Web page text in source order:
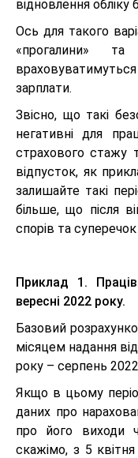
відновлення
Ось для такого
«прогалини»
зарплати.
Звісно, що такі
негативні для
страхового стажу
відпусток, як
залишайте такі
більше, що після
спорів та
Приклад 1.
вересні 2022 року.
Базовий
місяцем надання
року – серпень
Якщо в цьому
даних про
про його виходи
скажімо, з 5